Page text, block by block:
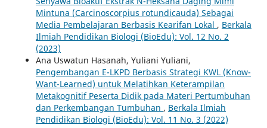
Mintuna (Carcinoscorpius rotundicauda) Sebagai
Media Pembelajaran Berbasis Kearifan Lokal , Berkala
Ilmiah Pendidikan Biologi (BioEdu): Vol. 12 No. 2
(2023)
Ana Uswatun Hasanah, Yuliani Yuliani,
Pengembangan E-LKPD Berbasis Strategi KWL (Know-
Want-Learned) untuk Melatihkan Keterampilan
Metakognitif Peserta Didik pada Materi Pertumbuhan
dan Perkembangan Tumbuhan , Berkala Ilmiah
Pendidikan Biologi (BioEdu): Vol. 11 No. 3 (2022)